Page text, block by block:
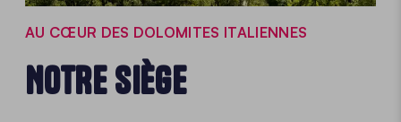
AU CŒUR DES DOLOMITES ITALIENNES
NOTRE SIÈGE